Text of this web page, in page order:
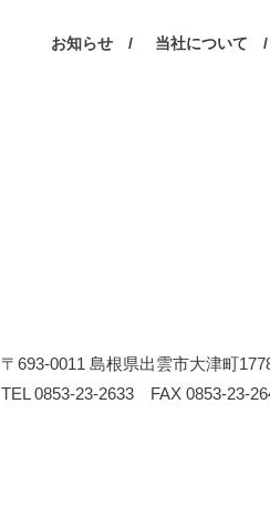
お知らせ / 当社について /
〒693-0011 島根県出雲市大津町
TEL 0853-23-2633 FAX 0853-23-